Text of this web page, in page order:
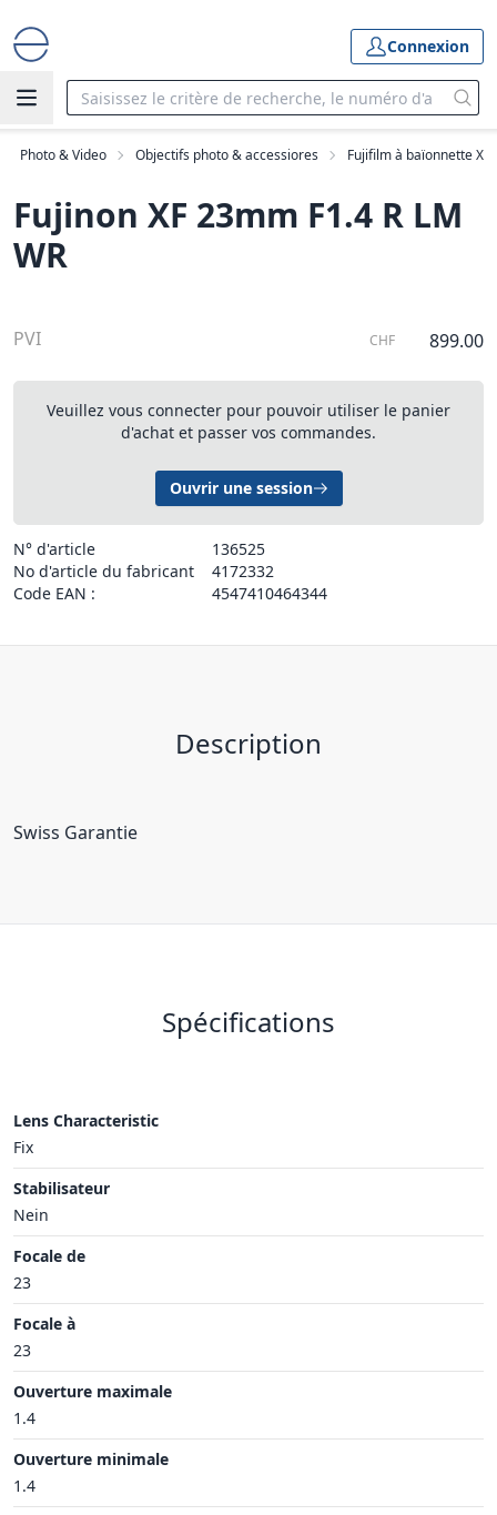
Connexion
Photo & Video Objectifs photo & accessiores Fujifilm à baïonnette X
Fujinon XF 23mm F1.4 R LM
WR
PVI CHF 899.00
Veuillez vous connecter pour pouvoir utiliser le panier
d'achat et passer vos commandes.
Ouvrir une session
N° d'article
136525
No d'article du fabricant
4172332
Code EAN :
4547410464344
Description
Swiss Garantie
Spécifications
Lens Characteristic
Fix
Stabilisateur
Nein
Focale de
23
Focale à
23
Ouverture maximale
1.4
Ouverture minimale
1.4